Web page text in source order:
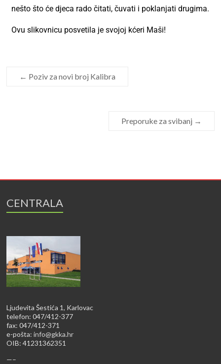
nešto što će djeca rado čitati, čuvati i poklanjati drugima.
Ovu slikovnicu posvetila je svojoj kćeri Maši!
← Poziv za novi broj Kalibra
Preporuke za svibanj →
CENTRALA
Ljudevita Šestića 1, Karlovac
telefon: 047/412-377
fax: 047/412-371
e-pošta:info@gkka.hr
OIB: 41231362351
—–